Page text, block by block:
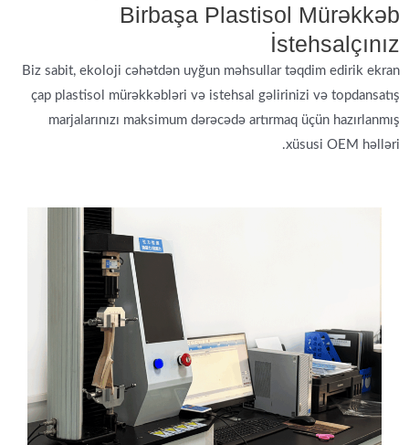
Birbaşa Plastisol Mürəkkəb
İstehsalçınız
Biz sabit, ekoloji cəhətdən uyğun məhsullar təqdim edirik ekran
çap plastisol mürəkkəbləri və istehsal gəlirinizi və topdansatış
marjalarınızı maksimum dərəcədə artırmaq üçün hazırlanmış
xüsusi OEM həlləri.